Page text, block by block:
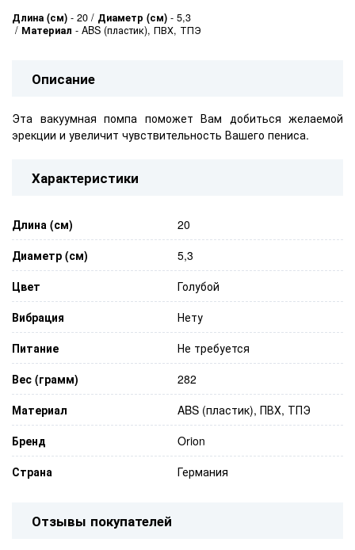
Длина (см) - 20 Диаметр (см) - 5,3
Материал - ABS (пластик), ПВХ, ТПЭ
Описание
Эта вакуумная помпа поможет Вам добиться желаемой
эрекции и увеличит чувствительность Вашего пениса.
Характеристики
Длина (см)
20
Диаметр (см)
5,3
Цвет
Голубой
Вибрация
Нету
Питание
Не требуется
Вес (грамм)
282
Материал
ABS (пластик), ПВХ, ТПЭ
Бренд
Orion
Страна
Германия
Отзывы покупателей